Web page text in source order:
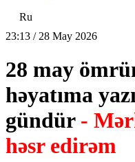
Ru
23:13 / 28 May 2026
28 may
həyatıma
gündür -
həsr edirəm